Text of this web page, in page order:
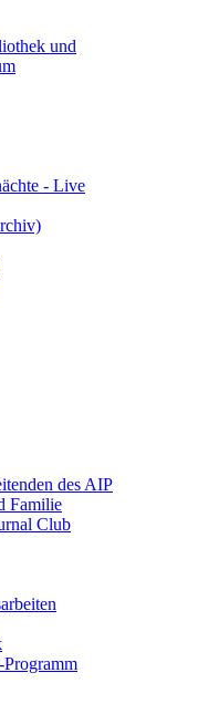
und
- Live
des AIP
Familie
Club